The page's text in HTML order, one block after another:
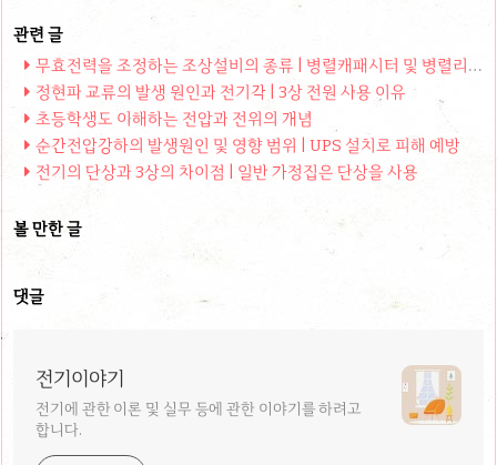
무효전력을 조정하는 조상설비의 종류 | 병렬캐패시터 및 병렬리액터
정현파 교류의 발생 원인과 전기각 | 3상 전원 사용 이유
초등학생도 이해하는 전압과 전위의 개념
순간전압강하의 발생원인 및 영향 범위 | UPS 설치로 피해 예방
전기의 단상과 3상의 차이점 | 일반 가정집은 단상을 사용
볼 만한 글
댓글
전기이야기
전기에 관한 이론 및 실무 등에 관한 이야기를 하려고
합니다.